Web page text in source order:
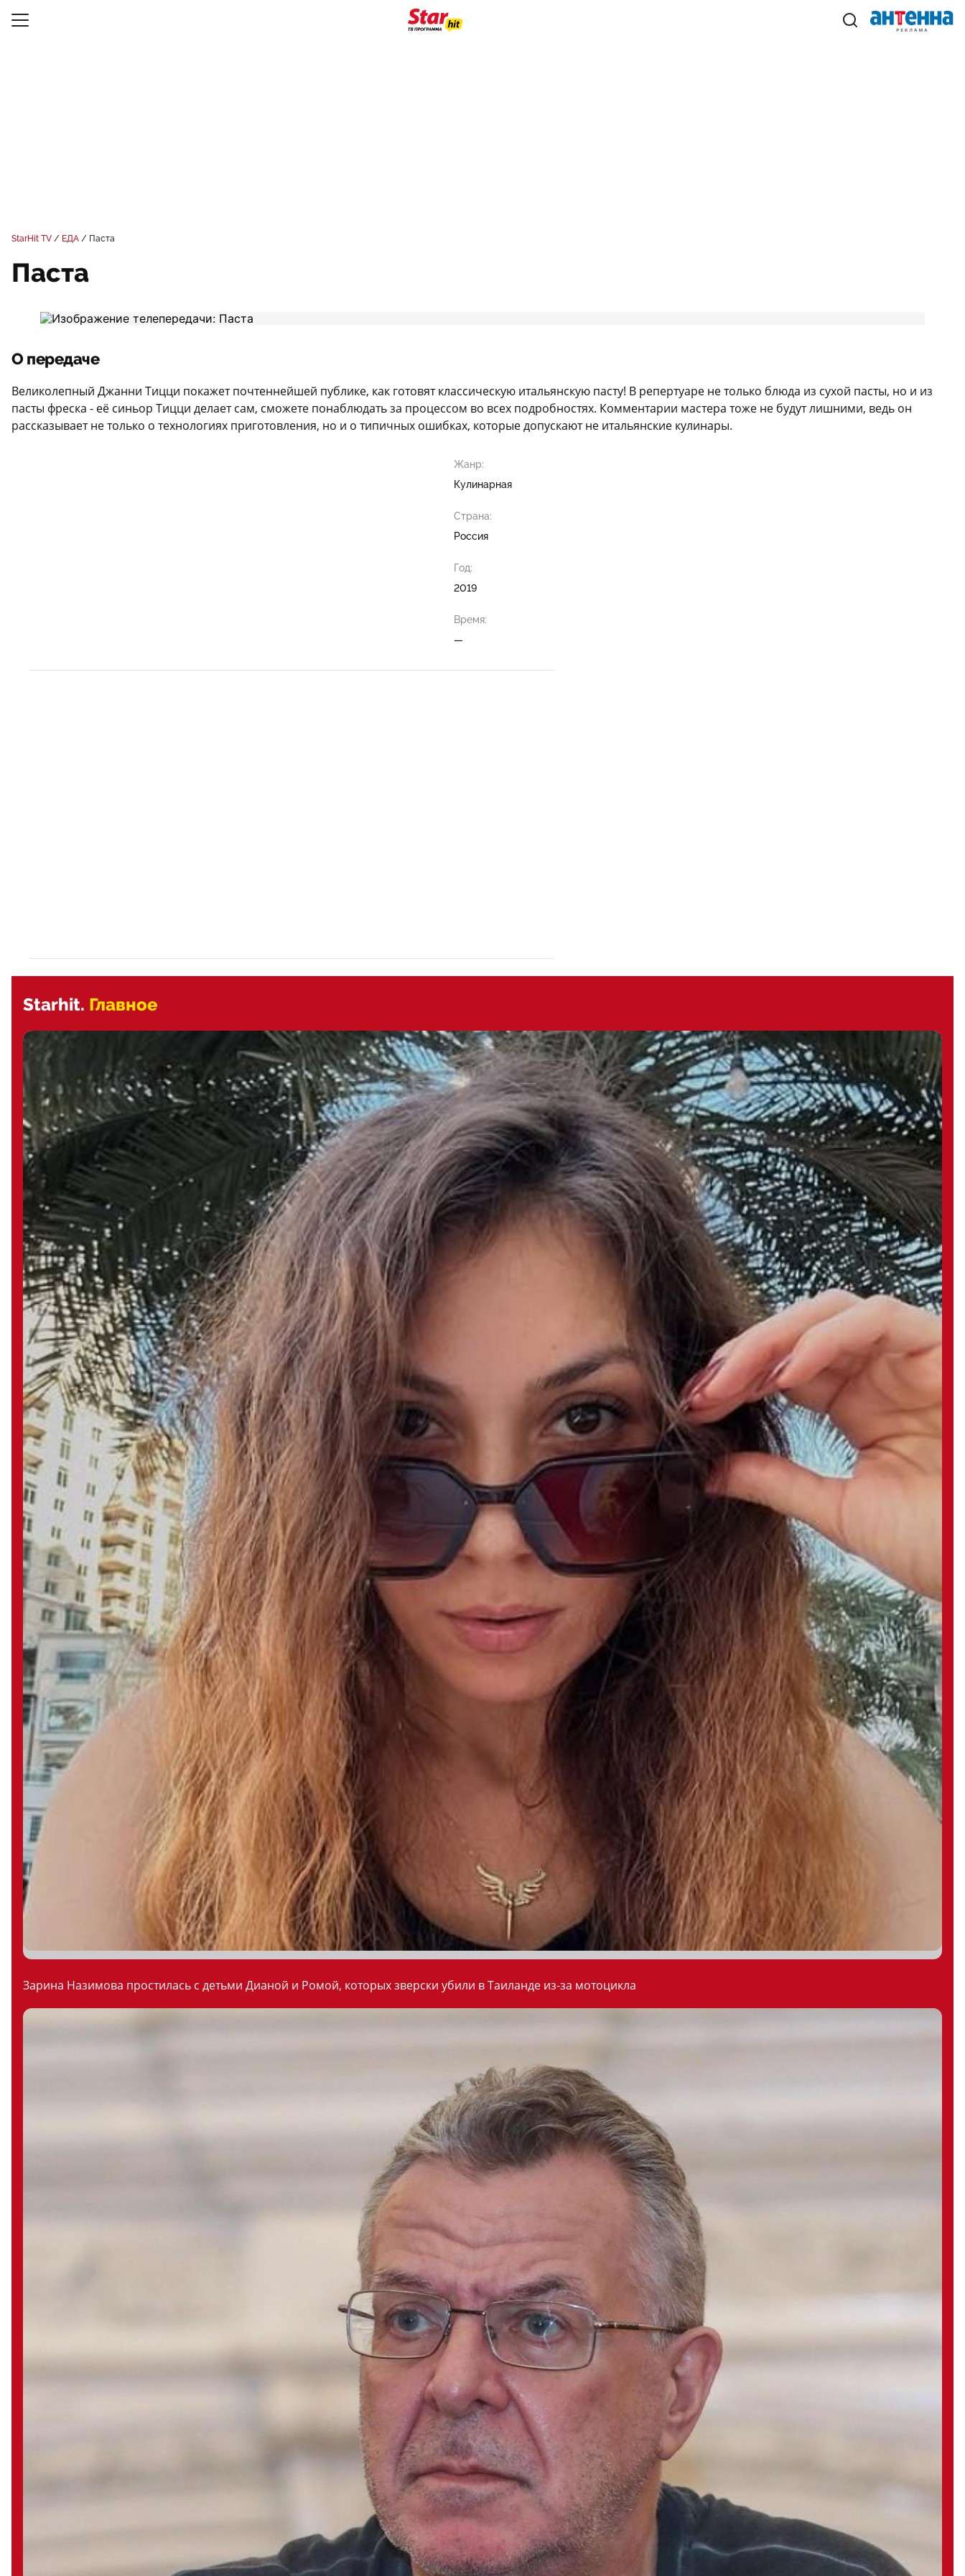
StarHit TV ЕДА Паста
Паста
О передаче
Великолепный Джанни Тицци покажет почтеннейшей публике, как готовят классическую итальянскую пасту! В репертуаре не только блюда из сухой пасты, но и из
пасты фреска - её синьор Тицци делает сам, сможете понаблюдать за процессом во всех подробностях. Комментарии мастера тоже не будут лишними, ведь он
рассказывает не только о технологиях приготовления, но и о типичных ошибках, которые допускают не итальянские кулинары.
Жанр:
Кулинарная
Страна:
Россия
Год:
2019
Время:
—
Starhit. Главное
Зарина Назимова простилась с детьми Дианой и Ромой, которых зверски убили в Таиланде из-за мотоцикла